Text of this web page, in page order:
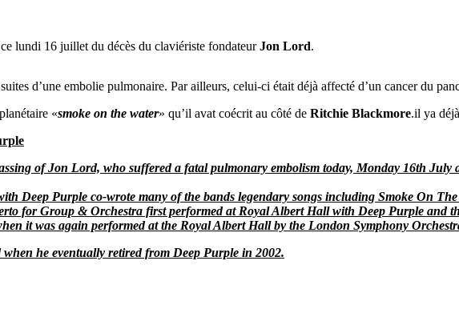
lundi 16 juillet du décès du claviériste fondateurJon Lord.
d’une embolie pulmonaire. Par ailleurs, celui-ci était déjà affecté d’un cancer du
«smoke on the water» qu’il avat coécrit au côté de Ritchie Blackmore.il ya
of Jon Lord, who suffered a fatal pulmonary embolism today, Monday 16th
Deep Purple co-wrote many of the bands legendary songs including Smoke On
for Group & Orchestra first performed at Royal Albert Hall with Deep Purple and
it was again performed at the Royal Albert Hall by the London Symphony
he eventually retired from Deep Purple in 2002.